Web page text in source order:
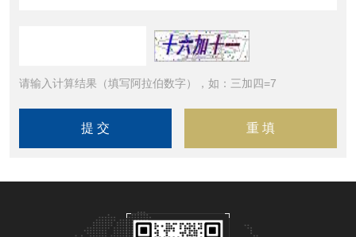
请输入计算结果（填写阿拉伯数字），如：三加四=7